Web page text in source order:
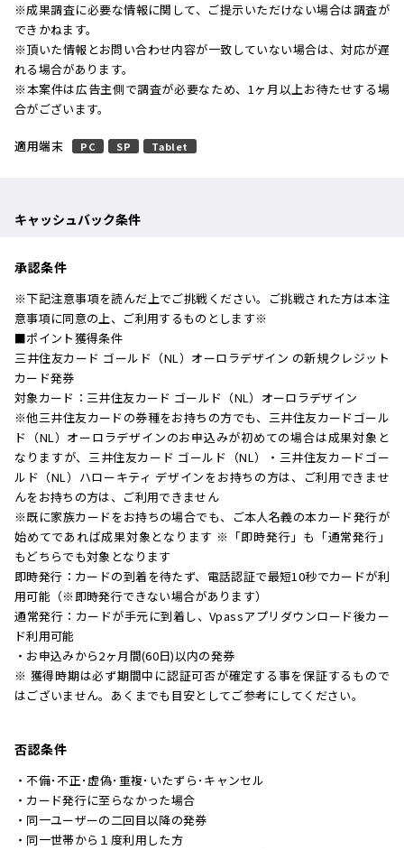
※成果調査に必要な情報に関して、ご提示いただけない場合は調査が
できかねます。
※頂いた情報とお問い合わせ内容が一致していない場合は、対応が遅
れる場合があります。
※本案件は広告主側で調査が必要なため、1ヶ月以上お待たせする場
合がございます。
適用端末 PC SP Tablet
キャッシュバック条件
承認条件
※下記注意事項を読んだ上でご挑戦ください。ご挑戦された方は本注
意事項に同意の上、ご利用するものとします※
■ポイント獲得条件
三井住友カード ゴールド（NL）オーロラデザイン の新規クレジット
カード発券
対象カード：三井住友カード ゴールド（NL）オーロラデザイン
※他三井住友カードの券種をお持ちの方でも、三井住友カードゴール
ド（NL）オーロラデザインのお申込みが初めての場合は成果対象と
なりますが、三井住友カード ゴールド（NL）・三井住友カードゴー
ルド（NL）ハローキティ デザインをお持ちの方は、ご利用できませ
んをお持ちの方は、ご利用できません
※既に家族カードをお持ちの場合でも、ご本人名義の本カード発行が
始めてであれば成果対象となります ※「即時発行」も「通常発行」
もどちらでも対象となります
即時発行：カードの到着を待たず、電話認証で最短10秒でカードが利
用可能（※即時発行できない場合があります）
通常発行：カードが手元に到着し、Vpassアプリダウンロード後カー
ド利用可能
・お申込みから2ヶ月間(60日)以内の発券
※ 獲得時期は必ず期間中に認証可否が確定する事を保証するもので
はございません。あくまでも目安としてご参考にしてください。
否認条件
・不備･不正･虚偽･重複･いたずら･キャンセル
・カード発行に至らなかった場合
・同一ユーザーの二回目以降の発券
・同一世帯から１度利用した方